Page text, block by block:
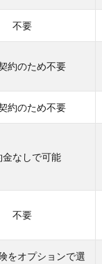
不要
約のため不要
約のため不要
金なしで可能
不要
をオプションで選